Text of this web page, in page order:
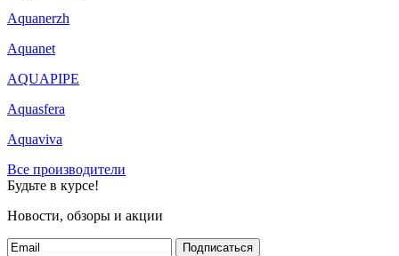
Aquanerzh
Aquanet
AQUAPIPE
Aquasfera
Aquaviva
Все производители
Будьте в курсе!
Новости, обзоры и акции
Подписаться